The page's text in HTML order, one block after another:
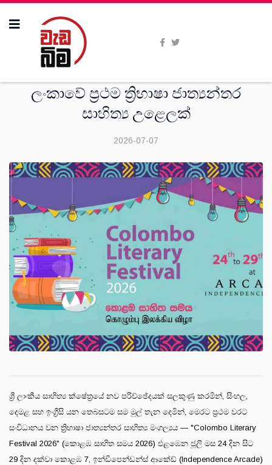
ලංකාවේ ප්‍රථම ත්‍රිභාෂා ජාත්‍යන්තර
සාහිත්‍ය උළෙලක්
2026-07-07
​ශ්‍රී ලාංකීය සාහිත්‍ය ක්ෂේත්‍රයේ නව පරිච්ඡේදයක් සලකුණු කරමින්, සිංහල,
දෙමළ සහ ඉංග්‍රීසි යන තෙබසටම සම මුල් තැන දෙමින්, මෙරට ප්‍රථම වරට
සංවිධානය වන ත්‍රිභාෂා ජාත්‍යන්තර සාහිත්‍ය මංගල්‍යය — "Colombo Literary
Festival 2026" (කොළඹ සාහිත සමය 2026) එළඹෙන ජූලි මස 24 දින සිට
29 දින දක්වා කොළඹ 7, ඉන්ඩිපෙන්ඩන්ස් ආකේඩ් (Independence Arcade)